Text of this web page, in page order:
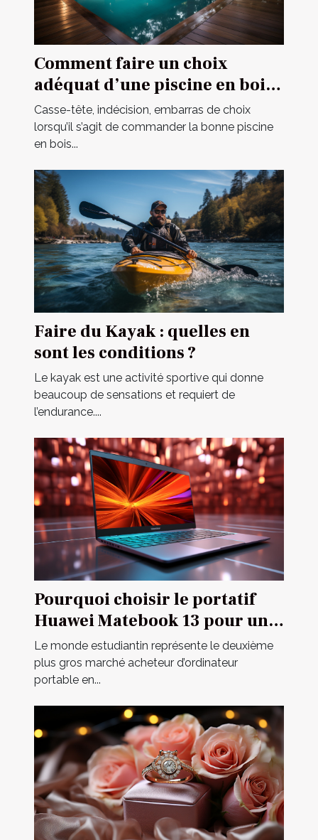
Comment faire un choix
adéquat d’une piscine en bois
en 2021 ?
Casse-tête, indécision, embarras de choix
lorsqu’il s’agit de commander la bonne piscine
en bois...
Faire du Kayak : quelles en
sont les conditions ?
Le kayak est une activité sportive qui donne
beaucoup de sensations et requiert de
l’endurance....
Pourquoi choisir le portatif
Huawei Matebook 13 pour un
étudiant ?
Le monde estudiantin représente le deuxième
plus gros marché acheteur d’ordinateur
portable en...